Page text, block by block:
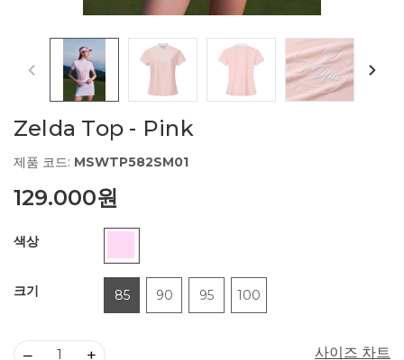
Zelda Top - Pink
제품 코드: MSWTP582SM01
129.000원
색상
크기 85 90 95 100
사이즈 차트
– +